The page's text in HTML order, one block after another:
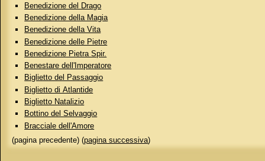
Benedizione del Drago
Benedizione della Magia
Benedizione della Vita
Benedizione delle Pietre
Benedizione Pietra Spir.
Benestare dell'Imperatore
Biglietto del Passaggio
Biglietto di Atlantide
Biglietto Natalizio
Bottino del Selvaggio
Bracciale dell'Amore
(pagina precedente) (pagina successiva)